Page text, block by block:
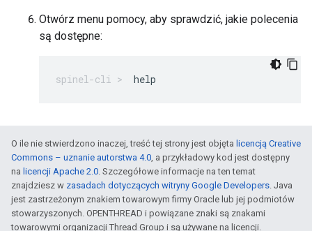
Otwórz menu pomocy, aby sprawdzić, jakie polecenia
są dostępne:
help
O ile nie stwierdzono inaczej, treść tej strony jest objęta licencją Creative
Commons – uznanie autorstwa 4.0, a przykładowy kod jest dostępny
na licencji Apache 2.0. Szczegółowe informacje na ten temat
znajdziesz w zasadach dotyczących witryny Google Developers. Java
jest zastrzeżonym znakiem towarowym firmy Oracle lub jej podmiotów
stowarzyszonych. OPENTHREAD i powiązane znaki są znakami
towarowymi organizacji Thread Group i są używane na licencji.